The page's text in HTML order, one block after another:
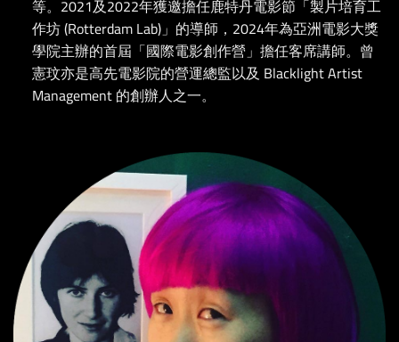
等。2021及2022年獲邀擔任鹿特丹電影節「製片培育工
作坊 (Rotterdam Lab)」的導師，2024年為亞洲電影大獎
學院主辦的首屆「國際電影創作營」擔任客席講師。曾
憲玟亦是高先電影院的營運總監以及 Blacklight Artist
Management 的創辦人之一。